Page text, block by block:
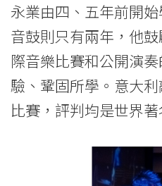
香
港
浸
會
永業由四、五年前開
音鼓則只有兩年，他
際音樂比賽和公開演
驗、鞏固所學。意大
比賽，評判均是世界著